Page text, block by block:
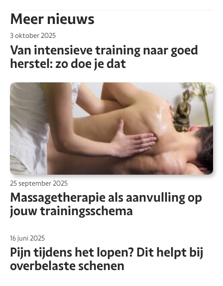
Meer nieuws
3 oktober 2025
Van intensieve training naar goed
herstel: zo doe je dat
25 september 2025
Massagetherapie als aanvulling op
jouw trainingsschema
16 juni 2025
Pijn tijdens het lopen? Dit helpt bij
overbelaste schenen